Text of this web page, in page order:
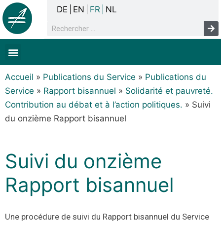
DE EN FR NL
Accueil » Publications du Service » Publications du
Service » Rapport bisannuel » Solidarité et pauvreté.
Contribution au débat et à l’action politiques. » Suivi
du onzième Rapport bisannuel
Suivi du onzième
Rapport bisannuel
Une procédure de suivi du Rapport bisannuel du Service